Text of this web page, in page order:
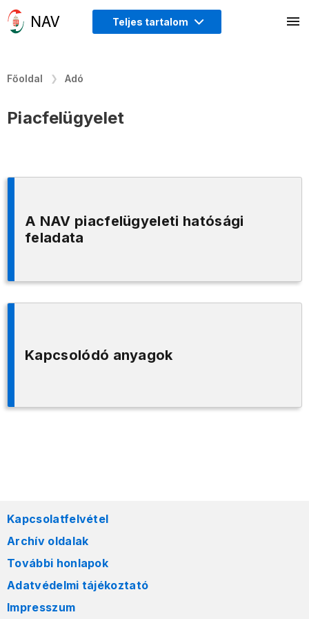
Teljes tartalom
Főoldal Adó
Piacfelügyelet
A NAV piacfelügyeleti hatósági
feladata
Kapcsolódó anyagok
Kapcsolatfelvétel
Archív oldalak
További honlapok
Adatvédelmi tájékoztató
Impresszum